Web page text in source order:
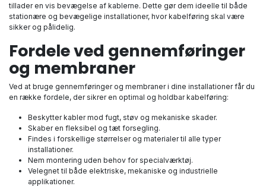
tillader en vis bevægelse af kablerne. Dette gør dem ideelle til både
stationære og bevægelige installationer, hvor kabelføring skal være
sikker og pålidelig.
Fordele ved gennemføringer
og membraner
Ved at bruge gennemføringer og membraner i dine installationer får du
en række fordele, der sikrer en optimal og holdbar kabelføring:
Beskytter kabler mod fugt, støv og mekaniske skader.
Skaber en fleksibel og tæt forsegling.
Findes i forskellige størrelser og materialer til alle typer
installationer.
Nem montering uden behov for specialværktøj.
Velegnet til både elektriske, mekaniske og industrielle
applikationer.